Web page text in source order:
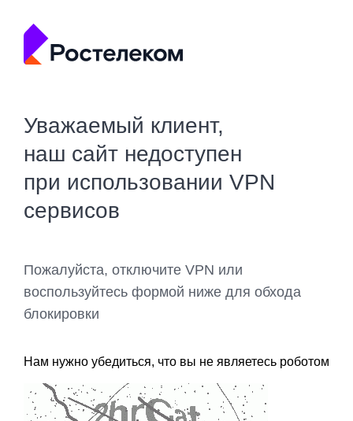
Уважаемый клиент,
наш сайт недоступен
при использовании VPN
сервисов
Пожалуйста, отключите VPN или
воспользуйтесь формой ниже для обхода
блокировки
Нам нужно убедиться, что вы не являетесь роботом